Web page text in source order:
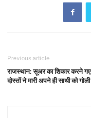
Previous article
राजस्थान: सूअर का शिकार करने गए
दोस्तों ने मारी अपने ही साथी को गोली